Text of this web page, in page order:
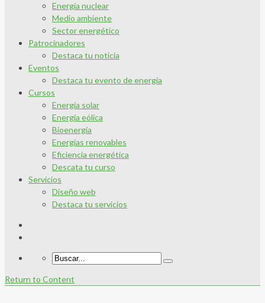
Energía nuclear
Medio ambiente
Sector energético
Patrocinadores
Destaca tu noticia
Eventos
Destaca tu evento de energía
Cursos
Energía solar
Energía eólica
Bioenergía
Energías renovables
Eficiencia energética
Descata tu curso
Servicios
Diseño web
Destaca tu servicios
Return to Content